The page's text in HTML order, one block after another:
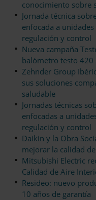
conocimiento sobre
Jornada técnica
enfocada a
regulación y control
Nueva campaña
balómetro testo 420
Zehnder Group
sus soluciones
saludable
Jornadas técnicas
enfocadas a
regulación y control
Daikin y la Obra
mejorar la calidad
Mitsubishi Electric
Calidad de Aire
Resideo: nuevo
10 años de garantía